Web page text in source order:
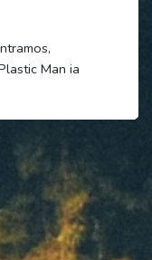
Man ia